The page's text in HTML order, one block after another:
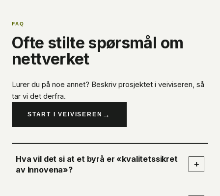
FAQ
Ofte stilte spørsmål om
nettverket
Lurer du på noe annet? Beskriv prosjektet i veiviseren, så
tar vi det derfra.
START I VEIVISEREN →
Hva vil det si at et byrå er «kvalitetssikret
av Innovena»?
+